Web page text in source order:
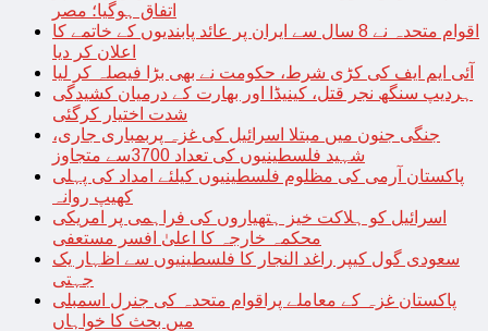
اتفاق ہوگیا؛ مصر
اقوام متحدہ نے 8 سال سے ایران پر عائد پابندیوں کے خاتمے کا
اعلان کر دیا
آئی ایم ایف کی کڑی شرط، حکومت نے بھی بڑا فیصلہ کر لیا
ہردیپ سنگھ نجر قتل، کینیڈا اور بھارت کے درمیان کشیدگی
شدت اختیار کرگئی
جنگی جنون میں مبتلا اسرائیل کی غزہ پربمباری جاری،
شہید فلسطینیوں کی تعداد 3700سے متجاوز
پاکستان آرمی کی مظلوم فلسطینیوں کیلئے امداد کی پہلی
کھیپ روانہ
اسرائیل کو ہلاکت خیز ہتھیاروں کی فراہمی پر امریکی
محکمہ خارجہ کا اعلیٰ افسر مستعفی
سعودی گول کیپر راغد النجار کا فلسطینیوں سے اظہار یک
جہتی
پاکستان غزہ کے معاملے پراقوام متحدہ کی جنرل اسمبلی
میں بحث کا خواہاں